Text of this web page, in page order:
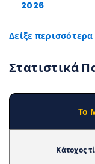
2026
Δείξε περισσότερα
Στατιστικά
Το
Κάτοχος